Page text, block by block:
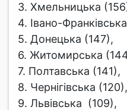
3. Хмельницька
4. Івано-
5. Донецька (147),
6. Житомирська
7. Полтавська (141),
8. Чернігівська (120),
9. Львівська (109),